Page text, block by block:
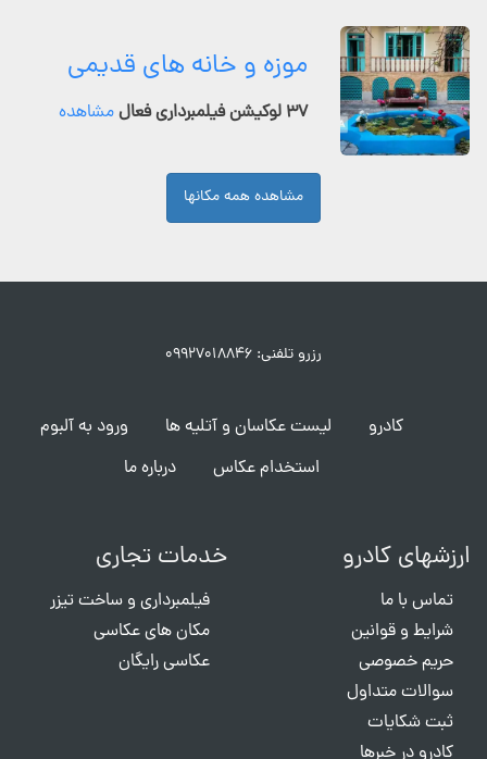
موزه و خانه های قدیمی
۳۷ لوکیشن فیلمبرداری فعال مشاهده
مشاهده همه مکانها
رزرو تلفنی: ۰۹۹۲۷۰۱۸۸۴۶
کادرو لیست عکاسان و آتلیه ها
ورود به آلبوم
استخدام عکاس
درباره ما
ارزشهای کادرو
تماس با ما
شرایط و قوانین
حریم خصوصی
سوالات متداول
ثبت شکایات
کادرو در خبرها
خدمات تجاری
فیلمبرداری و ساخت تیزر
مکان های عکاسی
عکاسی رایگان